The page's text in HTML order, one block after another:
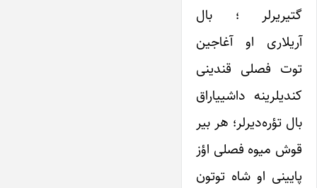
گتیریرلر ؛ بال
آریلاری او آغاجین
توت فصلی قندینی
کندیلرینه داشییاراق
بال تؤره‌دیرلر؛ هر بیر
قوش میوه فصلی اؤز
پایینی او شاه توتون